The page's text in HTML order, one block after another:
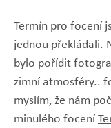
Termín pro focení
jednou překládali.
bylo pořídit
zimní atmosféry..
myslím, že nám
minulého focení